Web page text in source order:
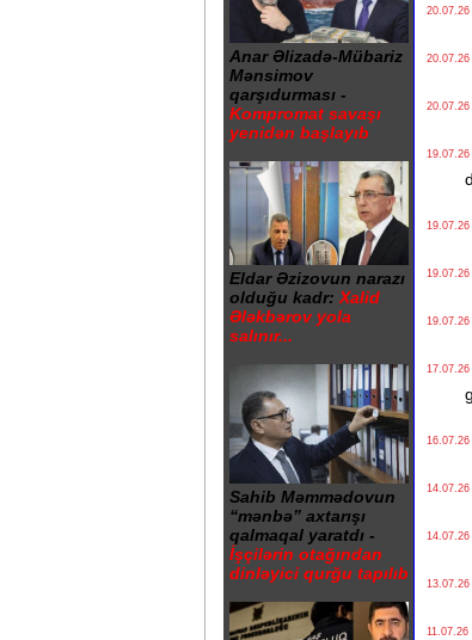
Anar Əlizadə-Mübariz
Mənsimov
qarşıdurması -
Kompromat savaşı
yenidən başlayıb
Eldar Əzizovun narazı
olduğu kadr: Xalid
Ələkbərov yola
salınır...
Sahib Məmmədovun
“mənbə” axtarışı
qalmaqal yaratdı -
İşçilərin otağından
dinləyici qurğu tapılıb
20.07.26
20.07.26
20.07.26
19.07.26
19.07.26
19.07.26
19.07.26
17.07.26
16.07.26
14.07.26
14.07.26
13.07.26
11.07.26